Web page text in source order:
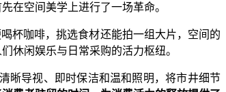
空间美学上进行了一场革命。
杯咖啡，挑选食材还能拍一组大片，空间的
休闲娱乐与日常采购的活力枢纽。
导视、即时保洁和温和照明，将市井细节